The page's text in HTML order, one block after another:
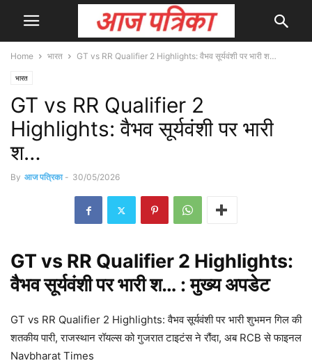
Home भारत GT vs RR Qualifier 2 Highlights: वैभव सूर्यवंशी पर भारी श…
भारत
GT vs RR Qualifier 2
Highlights: वैभव सूर्यवंशी पर भारी
श…
By आज पत्रिका - 30/05/2026
GT vs RR Qualifier 2 Highlights:
वैभव सूर्यवंशी पर भारी श… : मुख्यअपडेट
GT vs RR Qualifier 2 Highlights: वैभव सूर्यवंशी पर भारी शुभमन गिल की
शतकीय पारी, राजस्थान रॉयल्स को गुजरात टाइटंस ने रौंदा, अब RCB से फाइनल
Navbharat Times